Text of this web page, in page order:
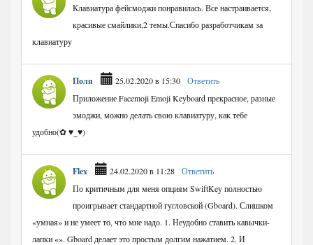
Клавиатура фейсмоджи понравилась. Все настраивается,
красивые смайлики,2 темы.Спасибо разработчикам за
клавиатуру
Поля 25.02.2020 в 15:30
Ответить
Приложение Facemoji Emoji Keyboard прекрасное, разные
эмоджи, можно делать свою клавиатуру, как тебе
удобно(✿ ♥‿♥)
Flex 24.02.2020 в 11:28
Ответить
По критичным для меня опциям SwiftKey полностью
проигрывает стандартной гугловской (Gboard). Слишком
«умная» и не умеет то, что мне надо. 1. Неудобно ставить кавычки-
лапки «». Gboard делает это простым долгим нажатием. 2. И